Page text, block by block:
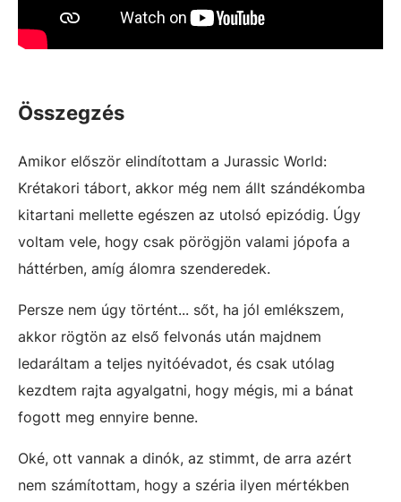
Összegzés
Amikor először elindítottam a Jurassic World:
Krétakori tábort, akkor még nem állt szándékomba
kitartani mellette egészen az utolsó epizódig. Úgy
voltam vele, hogy csak pörögjön valami jópofa a
háttérben, amíg álomra szenderedek.
Persze nem úgy történt... sőt, ha jól emlékszem,
akkor rögtön az első felvonás után majdnem
ledaráltam a teljes nyitóévadot, és csak utólag
kezdtem rajta agyalgatni, hogy mégis, mi a bánat
fogott meg ennyire benne.
Oké, ott vannak a dinók, az stimmt, de arra azért
nem számítottam, hogy a széria ilyen mértékben